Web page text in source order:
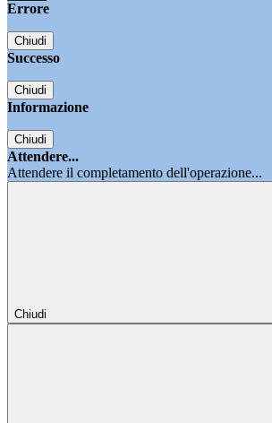
Errore
Chiudi
Successo
Chiudi
Informazione
Chiudi
Attendere...
Attendere il completamento dell'operazione...
Chiudi